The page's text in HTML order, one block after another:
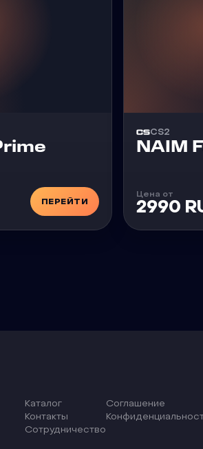
ПЕРЕЙТИ
CS2
Чит
NAIM
Цена от
2990
Каталог
Контакты
Сотрудничество
Соглашение